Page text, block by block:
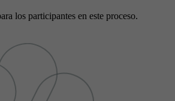
los participantes en este proceso.